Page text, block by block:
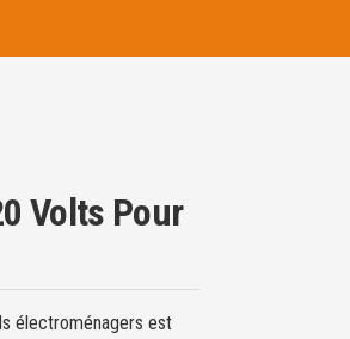
Volts Pour
électroménagers est